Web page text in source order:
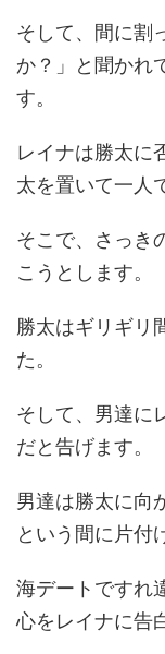
そして、間に割
か？」と聞かれ
す。
レイナは勝太に
太を置いて一人
そこで、さっき
こうとします。
勝太はギリギリ
た。
そして、男達に
だと告げます。
男達は勝太に向
という間に片付
海デートですれ
心をレイナに告